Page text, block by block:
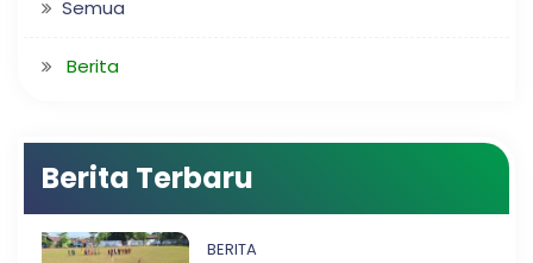
Semua
Berita
Berita Terbaru
BERITA